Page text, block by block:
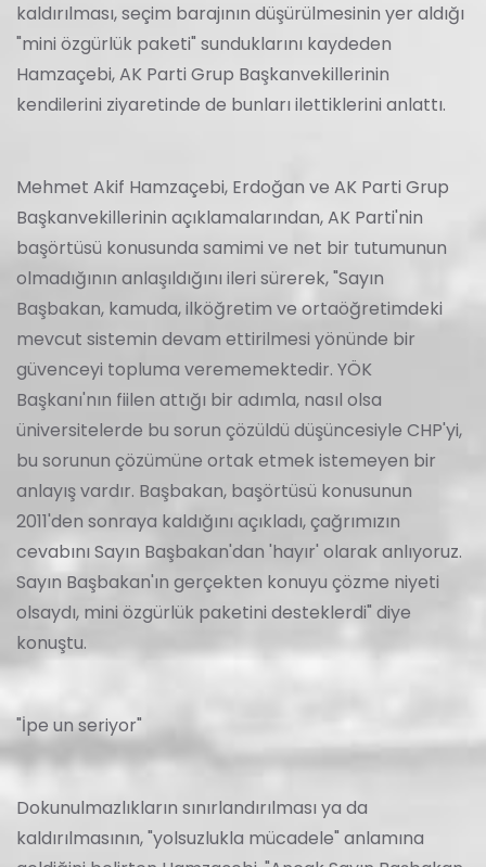
kaldırılması, seçim barajının düşürülmesinin yer aldığı
"mini özgürlük paketi" sunduklarını kaydeden
Hamzaçebi, AK Parti Grup Başkanvekillerinin
kendilerini ziyaretinde de bunları ilettiklerini anlattı.
Mehmet Akif Hamzaçebi, Erdoğan ve AK Parti Grup
Başkanvekillerinin açıklamalarından, AK Parti'nin
başörtüsü konusunda samimi ve net bir tutumunun
olmadığının anlaşıldığını ileri sürerek, "Sayın
Başbakan, kamuda, ilköğretim ve ortaöğretimdeki
mevcut sistemin devam ettirilmesi yönünde bir
güvenceyi topluma verememektedir. YÖK
Başkanı'nın fiilen attığı bir adımla, nasıl olsa
üniversitelerde bu sorun çözüldü düşüncesiyle CHP'yi,
bu sorunun çözümüne ortak etmek istemeyen bir
anlayış vardır. Başbakan, başörtüsü konusunun
2011'den sonraya kaldığını açıkladı, çağrımızın
cevabını Sayın Başbakan'dan 'hayır' olarak anlıyoruz.
Sayın Başbakan'ın gerçekten konuyu çözme niyeti
olsaydı, mini özgürlük paketini desteklerdi" diye
konuştu.
"İpe un seriyor"
Dokunulmazlıkların sınırlandırılması ya da
kaldırılmasının, "yolsuzlukla mücadele" anlamına